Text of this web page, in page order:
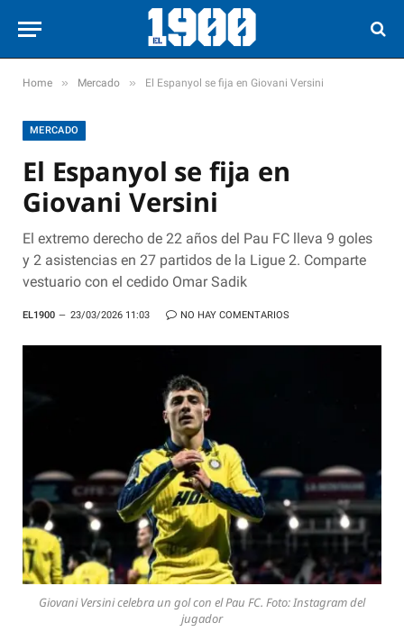
Home » Mercado » El Espanyol se fija en Giovani Versini
MERCADO
El Espanyol se fija en
Giovani Versini
El extremo derecho de 22 años del Pau FC lleva 9 goles
y 2 asistencias en 27 partidos de la Ligue 2. Comparte
vestuario con el cedido Omar Sadik
EL1900 23/03/2026 11:03 NO HAY COMENTARIOS
Giovani Versini celebra un gol con el Pau FC. Foto: Instagram del
jugador